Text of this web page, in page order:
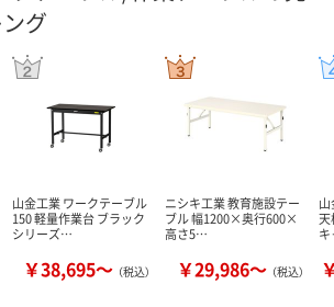
グ
山金工業 ワークテーブル
150 軽量作業台 ブラック
シリーズ…
￥38,695～ （税込）
ニシキ工業 教育施設テー
ブル 幅1200×奥行600×
高さ5…
￥29,986～ （税込）
天